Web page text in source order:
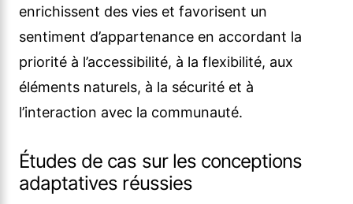
enrichissent des vies et favorisent un
sentiment d’appartenance en accordant la
priorité à l’accessibilité, à la flexibilité, aux
éléments naturels, à la sécurité et à
l’interaction avec la communauté.
Études de cas sur les conceptions
adaptatives réussies